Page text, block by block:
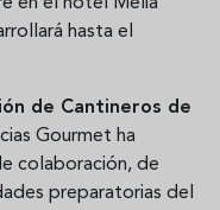
hasta el
de Cantineros de
Gourmet ha
colaboración, de
preparatorias del